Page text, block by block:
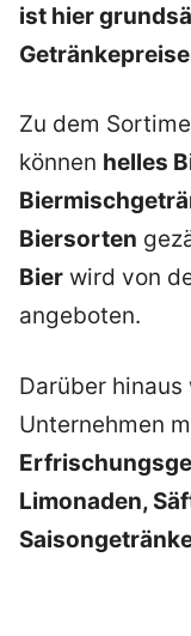
ist hier
Zu dem
können helles
Biersorten
Bier wird von
angeboten.
Darüber hinaus
Unternehmen
Limonaden,